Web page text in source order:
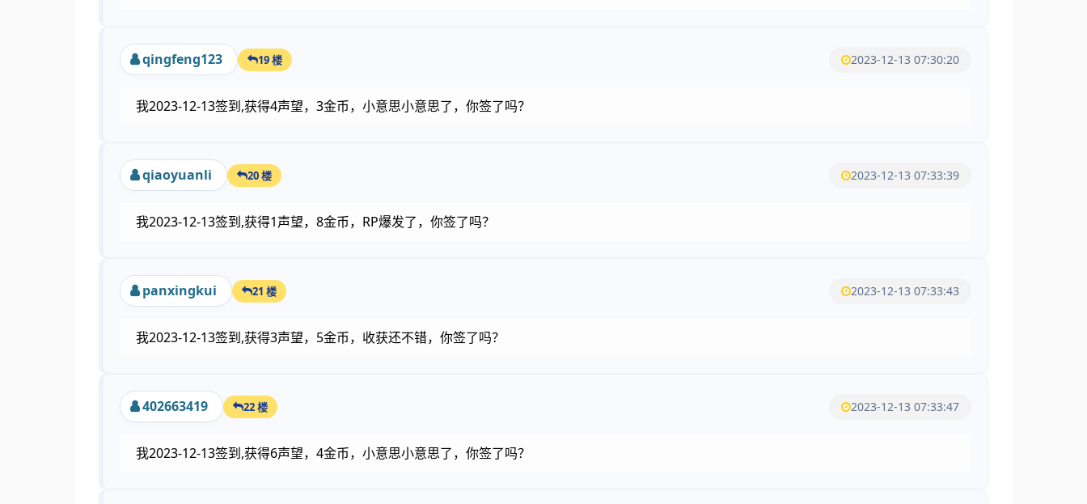
qingfeng123 19 楼 2023-12-13 07:30:20
我2023-12-13签到,获得4声望，3金币，小意思小意思了，你签了吗？
qiaoyuanli 20 楼 2023-12-13 07:33:39
我2023-12-13签到,获得1声望，8金币，RP爆发了，你签了吗？
panxingkui 21 楼 2023-12-13 07:33:43
我2023-12-13签到,获得3声望，5金币，收获还不错，你签了吗？
402663419 22 楼 2023-12-13 07:33:47
我2023-12-13签到,获得6声望，4金币，小意思小意思了，你签了吗？